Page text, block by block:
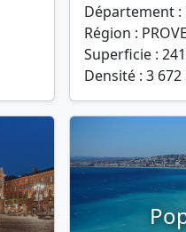
Département :
Région :
Superficie :
Densité : 3